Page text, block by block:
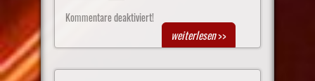
Kommentare deaktiviert!
weiterlesen>>